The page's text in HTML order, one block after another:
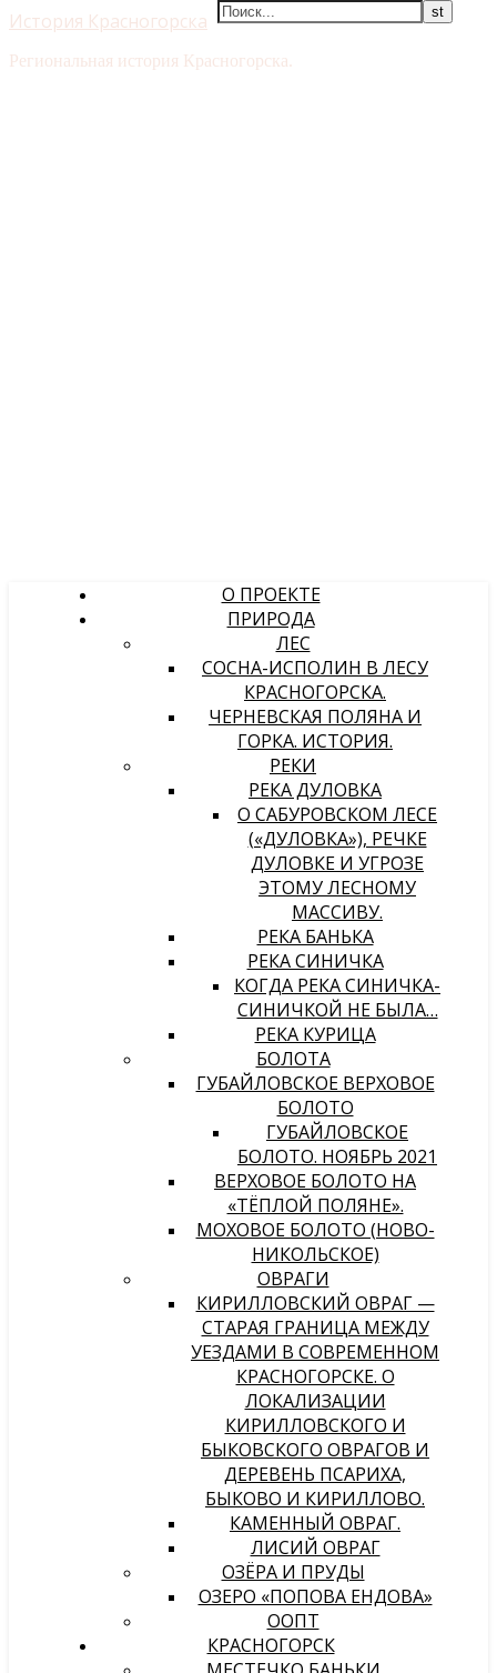
История Красногорска
Региональная история Красногорска.
О ПРОЕКТЕ
ПРИРОДА
ЛЕС
СОСНА-ИСПОЛИН В ЛЕСУ
КРАСНОГОРСКА.
ЧЕРНЕВСКАЯ ПОЛЯНА И
ГОРКА. ИСТОРИЯ.
РЕКИ
РЕКА ДУЛОВКА
О САБУРОВСКОМ ЛЕСЕ
(«ДУЛОВКА»), РЕЧКЕ
ДУЛОВКЕ И УГРОЗЕ
ЭТОМУ ЛЕСНОМУ
МАССИВУ.
РЕКА БАНЬКА
РЕКА СИНИЧКА
КОГДА РЕКА СИНИЧКА-
СИНИЧКОЙ НЕ БЫЛА…
РЕКА КУРИЦА
БОЛОТА
ГУБАЙЛОВСКОЕ ВЕРХОВОЕ
БОЛОТО
ГУБАЙЛОВСКОЕ
БОЛОТО. НОЯБРЬ 2021
ВЕРХОВОЕ БОЛОТО НА
«ТЁПЛОЙ ПОЛЯНЕ».
МОХОВОЕ БОЛОТО (НОВО-
НИКОЛЬСКОЕ)
ОВРАГИ
КИРИЛЛОВСКИЙ ОВРАГ —
СТАРАЯ ГРАНИЦА МЕЖДУ
УЕЗДАМИ В СОВРЕМЕННОМ
КРАСНОГОРСКЕ. О
ЛОКАЛИЗАЦИИ
КИРИЛЛОВСКОГО И
БЫКОВСКОГО ОВРАГОВ И
ДЕРЕВЕНЬ ПСАРИХА,
БЫКОВО И КИРИЛЛОВО.
КАМЕННЫЙ ОВРАГ.
ЛИСИЙ ОВРАГ
ОЗЁРА И ПРУДЫ
ОЗЕРО «ПОПОВА ЕНДОВА»
ООПТ
КРАСНОГОРСК